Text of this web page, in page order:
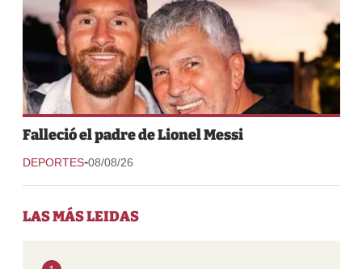
Falleció el padre de Lionel Messi
DEPORTES-08/08/26
LAS MÁS LEIDAS